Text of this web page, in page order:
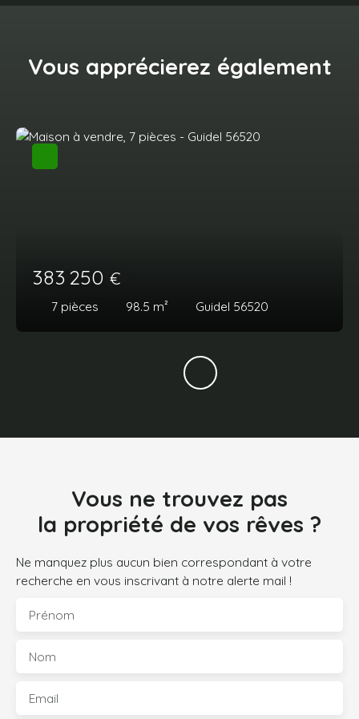
Vous apprécierez également
383 250 €
7 pièces 98.5 m² Guidel 56520
Vous ne trouvez pas
la propriété de vos rêves ?
Ne manquez plus aucun bien correspondant à votre
recherche en vous inscrivant à notre alerte mail !
Prénom
Nom
Email